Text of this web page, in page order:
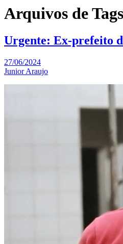
Arquivos de
Urgente: Ex-prefeito
27/06/2024
Junior Araujo